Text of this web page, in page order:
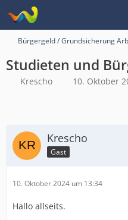
Bürgergeld / Grundsicherung
Studieten und
Krescho 10. Oktober
Krescho
Gast
10. Oktober 2024 um 13:34
Hallo allseits.